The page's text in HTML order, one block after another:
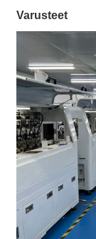
Varusteet